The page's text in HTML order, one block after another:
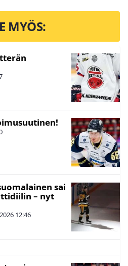
MYÖS:
sai
– nyt
12:46